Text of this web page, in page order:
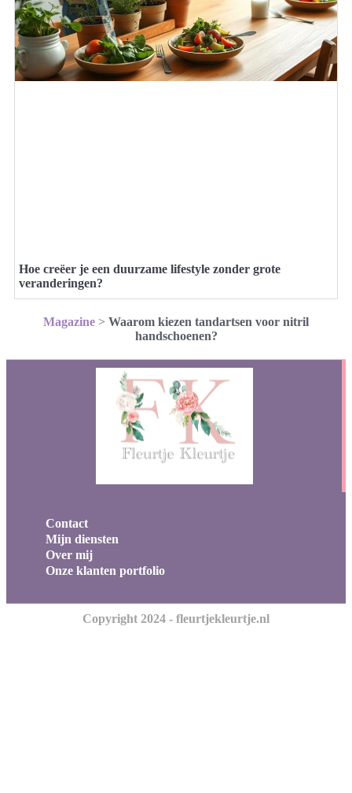
Hoe creëer je een duurzame lifestyle zonder grote
veranderingen?
Magazine > Waarom kiezen tandartsen voor nitril
handschoenen?
Contact
Mijn diensten
Over mij
Onze klanten portfolio
Copyright 2024 - fleurtjekleurtje.nl